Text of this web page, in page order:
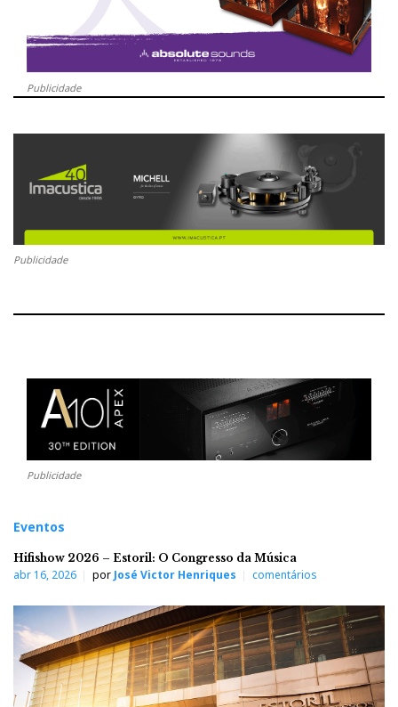
Publicidade
Publicidade
Publicidade
Eventos
Hifishow 2026 – Estoril: O Congresso da Música
abr 16, 2026 por José Victor Henriques comentários